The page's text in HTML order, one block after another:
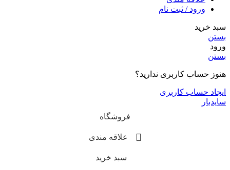
ورود / ثبت نام
سبد خرید
بستن
ورود
بستن
هنوز حساب کاربری ندارید؟
ایجاد حساب کاربری
سایدبار
فروشگاه
علاقه مندی
سبد خرید